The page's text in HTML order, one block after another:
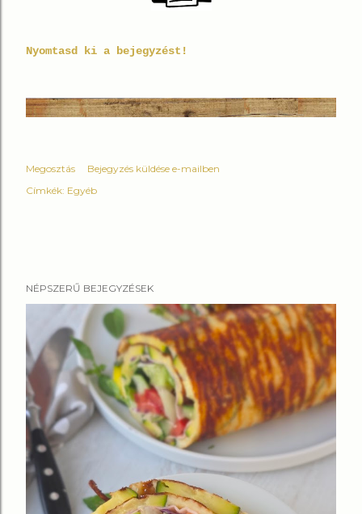
Nyomtasd ki a bejegyzést!
Megosztás
Bejegyzés küldése e-mailben
Címkék: Egyéb
NÉPSZERŰ BEJEGYZÉSEK